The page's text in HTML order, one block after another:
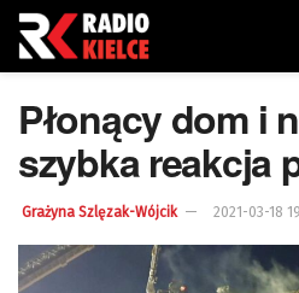
Płonący dom i
szybka reakcja
Grażyna Szlęzak-Wójcik 2021-03-18